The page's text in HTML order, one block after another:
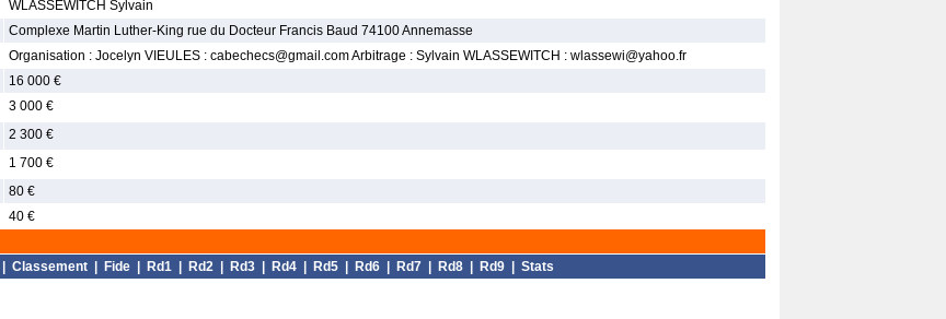
WLASSEWITCH Sylvain
Complexe Martin Luther-King rue du Docteur Francis Baud 74100 Annemasse
Organisation : Jocelyn VIEULES : cabechecs@gmail.com Arbitrage : Sylvain WLASSEWITCH : wlassewi@yahoo.fr
16 000 €
3 000 €
2 300 €
1 700 €
80 €
40 €
Classement Fide Rd1 Rd2 Rd3 Rd4 Rd5 Rd6 Rd7 Rd8 Rd9 Stats